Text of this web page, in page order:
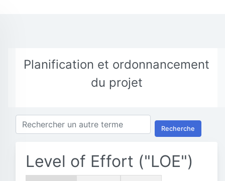
Planification et ordonnancement
du projet
Recherche
Level of Effort ("LOE")